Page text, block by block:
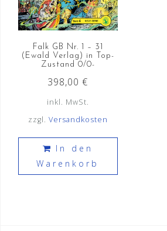
Falk GB Nr. 1 – 31
(Ewald Verlag) in Top-
Zustand 0/0-
398,00€
inkl. MwSt.
zzgl. Versandkosten
In den
Warenkorb